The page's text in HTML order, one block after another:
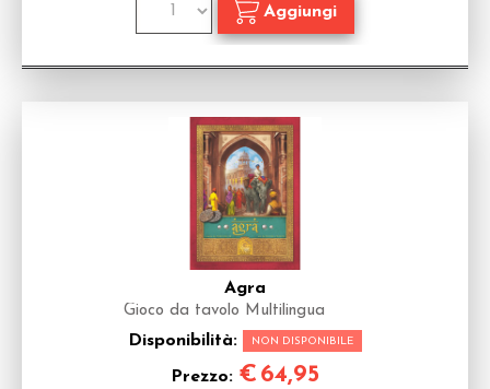
Agra
Gioco da tavolo Multilingua
Disponibilità: NON DISPONIBILE
Prezzo: € 64,95